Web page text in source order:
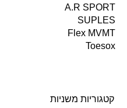
קטגוריות משניות
A.R SPORT
SUPLES
Flex MVMT
Toesox